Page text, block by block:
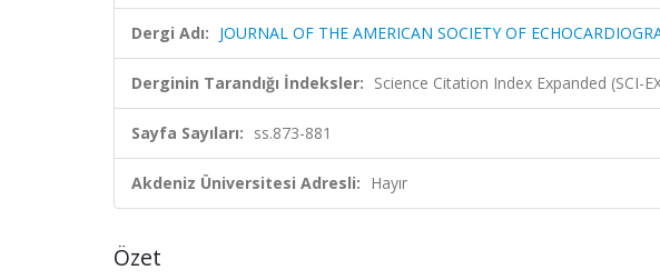
Dergi Adı: JOURNAL OF THE AMERICAN SOCIETY OF
Derginin Tarandığı İndeksler: Science Citation Index Expanded (SCI-
Sayfa Sayıları: ss.873-881
Akdeniz Üniversitesi Adresli: Hayır
Özet